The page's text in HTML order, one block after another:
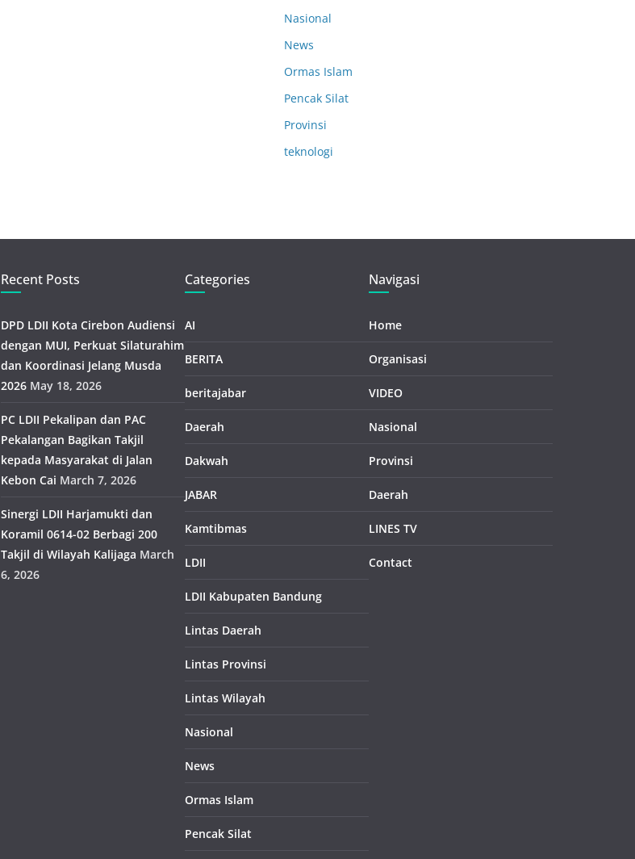
Nasional
News
Ormas Islam
Pencak Silat
Provinsi
teknologi
Recent Posts
DPD LDII Kota Cirebon Audiensi
dengan MUI, Perkuat Silaturahim
dan Koordinasi Jelang Musda
2026 May 18, 2026
PC LDII Pekalipan dan PAC
Pekalangan Bagikan Takjil
kepada Masyarakat di Jalan
Kebon Cai March 7, 2026
Sinergi LDII Harjamukti dan
Koramil 0614-02 Berbagi 200
Takjil di Wilayah Kalijaga March
6, 2026
Categories
AI
BERITA
beritajabar
Daerah
Dakwah
JABAR
Kamtibmas
LDII
LDII Kabupaten Bandung
Lintas Daerah
Lintas Provinsi
Lintas Wilayah
Nasional
News
Ormas Islam
Pencak Silat
Navigasi
Home
Organisasi
VIDEO
Nasional
Provinsi
Daerah
LINES TV
Contact